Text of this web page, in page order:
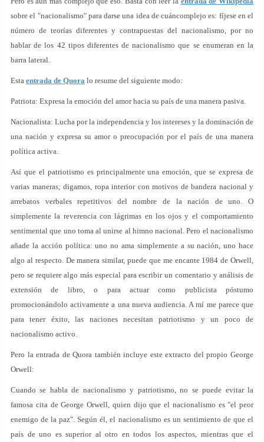
sobre el "nacionalismo" para darse una idea de cuáncomplejo es: fíjese en el
número de teorías diferentes y contrapuestas del nacionalismo, por no
hablar de los 42 tipos diferentes de nacionalismo que se enumeran en la
barra lateral.
Esta entrada de Quora lo resume del siguiente modo:
Patriota: Expresa la emoción del amor hacia su país de una manera pasiva.
Nacionalista: Lucha por la independencia y los intereses y la dominación de
una nación y expresa su amor o preocupación por el país de una manera
política activa.
Así que el patriotismo es principalmente una emoción, que se expresa de
varias maneras; digamos, ropa interior con motivos de bandera nacional y
arrebatos verbales repetitivos del nombre de la nación de uno. O
simplemente la reverencia con lágrimas en los ojos y el comportamiento
sentimental que uno toma al unirse al himno nacional. Pero el nacionalismo
añade la acción política: uno no ama simplemente a su nación, uno hace
algo al respecto. De manera similar, puede que me encante 1984 de Orwell,
pero se requiere algo más especial para escribir un comentario y análisis de
extensión de libro, o para actuar como publicista póstumo
promocionándolo activamente a una nueva audiencia. A mí me parece que
para tener éxito, las naciones necesitan patriotismo y un poco de
nacionalismo activo.
Pero la entrada de Quora también incluye este extracto del propio George
Orwell:
Cuando se habla de nacionalismo y patriotismo, no se puede evitar la
famosa cita de George Orwell, quien dijo que el nacionalismo es "el peor
enemigo de la paz". Según él, el nacionalismo es un sentimiento de que el
país de uno es superior al otro en todos los aspectos, mientras que el